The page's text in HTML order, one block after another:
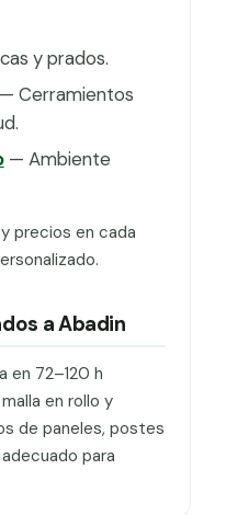
y prados.
Cerramientos
— Ambiente
precios en cada
a Abadin
en 72–120 h
en rollo y
de paneles, postes
para